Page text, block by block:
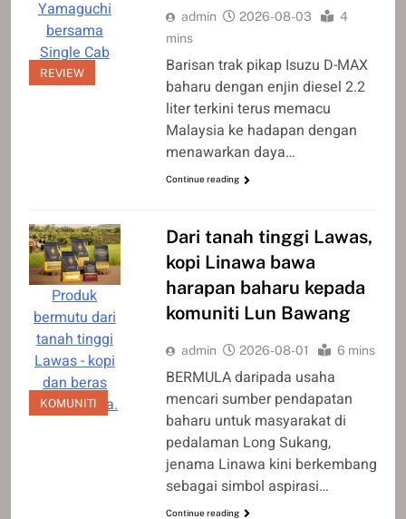
Yamaguchi
bersama
Single Cab
Auto.
REVIEW
admin 2026-08-03
4
mins
Barisan trak pikap Isuzu D-MAX
baharu dengan enjin diesel 2.2
liter terkini terus memacu
Malaysia ke hadapan dengan
menawarkan daya…
Continue reading
Produk
bermutu dari
tanah tinggi
Lawas - kopi
dan beras
adan Linawa.
KOMUNITI
Dari tanah tinggi Lawas,
kopi Linawa bawa
harapan baharu kepada
komuniti Lun Bawang
admin 2026-08-01 6 mins
BERMULA daripada usaha
mencari sumber pendapatan
baharu untuk masyarakat di
pedalaman Long Sukang,
jenama Linawa kini berkembang
sebagai simbol aspirasi…
Continue reading